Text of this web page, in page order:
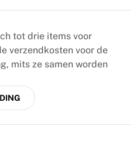
tot drie items voor
verzendkosten voor de
mits ze samen worden